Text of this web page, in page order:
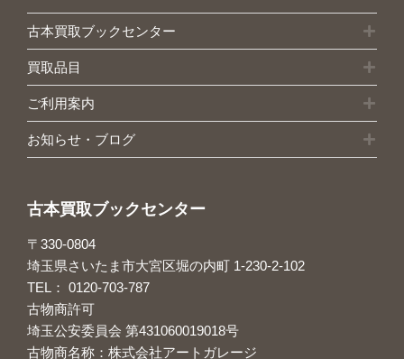
古本買取ブックセンター
買取品目
ご利用案内
お知らせ・ブログ
古本買取ブックセンター
〒330-0804
埼玉県さいたま市大宮区堀の内町 1-230-2-102
TEL： 0120-703-787
古物商許可
埼玉公安委員会 第431060019018号
古物商名称：株式会社アートガレージ